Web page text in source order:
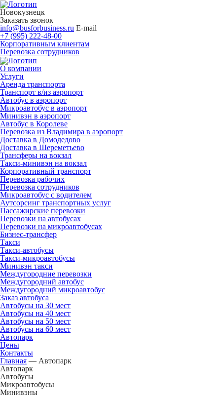
Новокузнецк
Заказать звонок
info@busforbusiness.ru E-mail
+7 (995) 222-48-00
Корпоративным клиентам
Перевозка сотрудников
О компании
Услуги
Аренда транспорта
Транспорт в/из аэропорт
Автобус в аэропорт
Микроавтобус в аэропорт
Минивэн в аэропорт
Автобус в Королеве
Перевозка из Владимира в аэропорт
Доставка в Домодедово
Доставка в Шереметьево
Трансферы на вокзал
Такси-минивэн на вокзал
Корпоративный транспорт
Перевозка рабочих
Перевозка сотрудников
Микроавтобус с водителем
Аутсорсинг транспортных услуг
Пассажирские перевозки
Перевозки на автобусах
Перевозки на микроавтобусах
Бизнес-трансфер
Такси
Такси-автобусы
Такси-микроавтобусы
Минивэн такси
Междугородние перевозки
Междугородний автобус
Междугородний микроавтобус
Заказ автобуса
Автобусы на 30 мест
Автобусы на 40 мест
Автобусы на 50 мест
Автобусы на 60 мест
Автопарк
Цены
Контакты
Главная — Автопарк
Автопарк
Автобусы
Микроавтобусы
Минивэны